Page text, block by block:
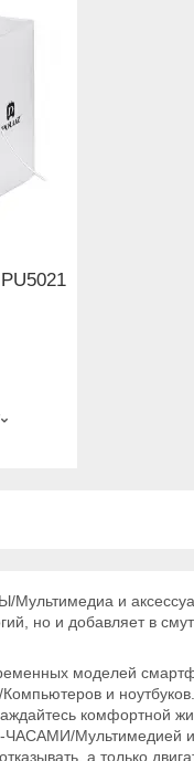
и
но и добавляет в
моделей
и
комфортной
Мультимедией и
а только